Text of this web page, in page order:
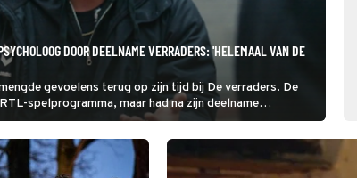
DOOR DEELNAME VERRADERS: 'HELEMAAL VAN DE
gevoelens terug op zijn tijd bij De verraders. De
spelprogramma, maar had na zijn deelname
de oude te worden.